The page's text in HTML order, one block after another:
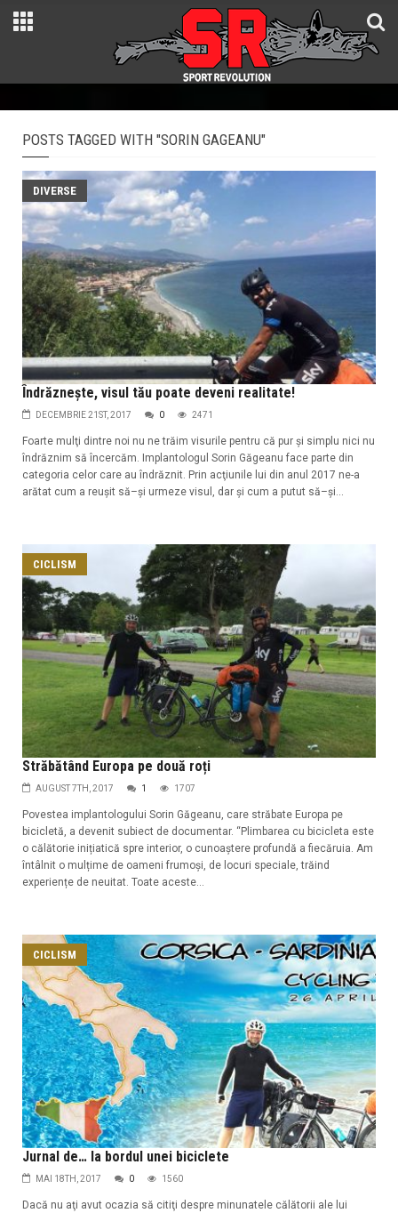
POSTS TAGGED WITH "SORIN GAGEANU"
DIVERSE
Ȋndrăzneşte, visul tău poate deveni realitate!
DECEMBRIE 21ST, 2017 0 2471
Foarte mulţi dintre noi nu ne trăim visurile pentru că pur şi simplu nici nu
îndrăznim să încercăm. Implantologul Sorin Găgeanu face parte din
categoria celor care au îndrăznit. Prin acţiunile lui din anul 2017 ne-a
arătat cum a reuşit să–şi urmeze visul, dar şi cum a putut să–şi...
CICLISM
Străbătând Europa pe două roți
AUGUST 7TH, 2017 1 1707
Povestea implantologului Sorin Găgeanu, care străbate Europa pe
bicicletă, a devenit subiect de documentar. “Plimbarea cu bicicleta este
o călătorie inițiatică spre interior, o cunoaștere profundă a fiecăruia. Am
întâlnit o mulțime de oameni frumoşi, de locuri speciale, trăind
experiențe de neuitat. Toate aceste...
CICLISM
Jurnal de… la bordul unei biciclete
MAI 18TH, 2017 0 1560
Dacă nu aţi avut ocazia să citiţi despre minunatele călătorii ale lui